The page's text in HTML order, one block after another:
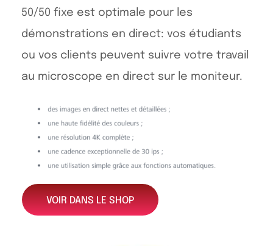
50/50 fixe est optimale pour les
démonstrations en direct: vos étudiants
ou vos clients peuvent suivre votre travail
au microscope en direct sur le moniteur.
VOIR DANS LE SHOP